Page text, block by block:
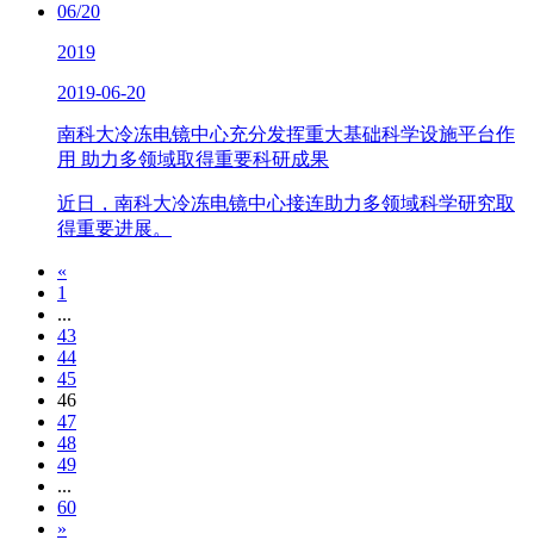
06/20
2019
2019-06-20
南科大冷冻电镜中心充分发挥重大基础科学设施平台作
用 助力多领域取得重要科研成果
近日，南科大冷冻电镜中心接连助力多领域科学研究取
得重要进展。
«
1
...
43
44
45
46
47
48
49
...
60
»